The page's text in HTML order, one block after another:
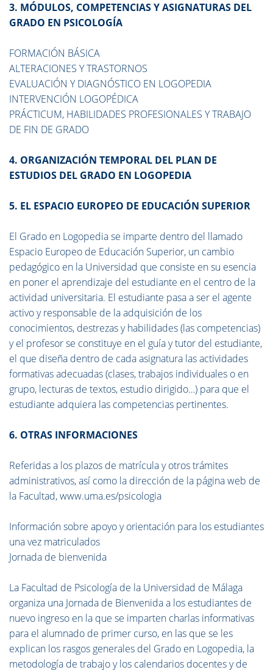
3. MÓDULOS, COMPETENCIAS Y ASIGNATURAS DEL
GRADO EN PSICOLOGÍA
FORMACIÓN BÁSICA
ALTERACIONES Y TRASTORNOS
EVALUACIÓN Y DIAGNÓSTICO EN LOGOPEDIA
INTERVENCIÓN LOGOPÉDICA
PRÁCTICUM, HABILIDADES PROFESIONALES Y TRABAJO
DE FIN DE GRADO
4. ORGANIZACIÓN TEMPORAL DEL PLAN DE
ESTUDIOS DEL GRADO EN LOGOPEDIA
5. EL ESPACIO EUROPEO DE EDUCACIÓN SUPERIOR
El Grado en Logopedia se imparte dentro del llamado
Espacio Europeo de Educación Superior, un cambio
pedagógico en la Universidad que consiste en su esencia
en poner el aprendizaje del estudiante en el centro de la
actividad universitaria. El estudiante pasa a ser el agente
activo y responsable de la adquisición de los
conocimientos, destrezas y habilidades (las competencias)
y el profesor se constituye en el guía y tutor del estudiante,
el que diseña dentro de cada asignatura las actividades
formativas adecuadas (clases, trabajos individuales o en
grupo, lecturas de textos, estudio dirigido…) para que el
estudiante adquiera las competencias pertinentes.
6. OTRAS INFORMACIONES
Referidas a los plazos de matrícula y otros trámites
administrativos, así como la dirección de la página web de
la Facultad, www.uma.es/psicologia
Información sobre apoyo y orientación para los estudiantes
una vez matriculados
Jornada de bienvenida
La Facultad de Psicología de la Universidad de Málaga
organiza una Jornada de Bienvenida a los estudiantes de
nuevo ingreso en la que se imparten charlas informativas
para el alumnado de primer curso, en las que se les
explican los rasgos generales del Grado en Logopedia, la
metodología de trabajo y los calendarios docentes y de